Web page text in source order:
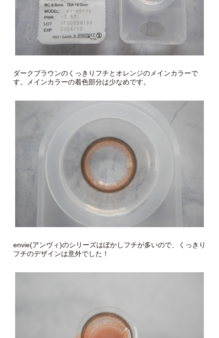
ダークブラウンのくっきりフチとオレンジのメインカラーで
す。メインカラーの着色部分は少なめです。
envie(アンヴィ)のシリーズはぼかしフチが多いので、くっきり
フチのデザインは意外でした！